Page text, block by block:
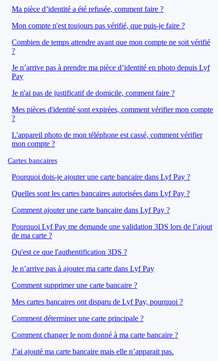
Ma pièce d’identité a été refusée, comment faire ?
Mon compte n'est toujours pas vérifié, que puis-je faire ?
Combien de temps attendre avant que mon compte ne soit vérifié
?
Je n’arrive pas à prendre ma pièce d’identité en photo depuis Lyf
Pay
Je n'ai pas de justificatif de domicile, comment faire ?
Mes pièces d'identité sont expirées, comment vérifier mon compte
?
L'appareil photo de mon téléphone est cassé, comment vérifier
mon compte ?
Cartes bancaires
Pourquoi dois-je ajouter une carte bancaire dans Lyf Pay ?
Quelles sont les cartes bancaires autorisées dans Lyf Pay ?
Comment ajouter une carte bancaire dans Lyf Pay ?
Pourquoi Lyf Pay me demande une validation 3DS lors de l’ajout
de ma carte ?
Qu'est ce que l'authentification 3DS ?
Je n’arrive pas à ajouter ma carte dans Lyf Pay
Comment supprimer une carte bancaire ?
Mes cartes bancaires ont disparu de Lyf Pay, pourquoi ?
Comment déterminer une carte principale ?
Comment changer le nom donné à ma carte bancaire ?
J’ai ajouté ma carte bancaire mais elle n’apparait pas.